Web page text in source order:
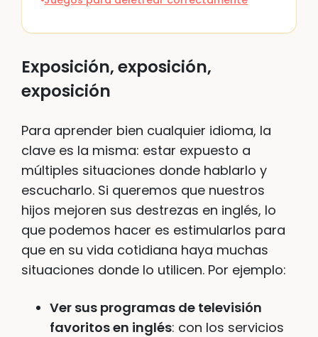
Exposición, exposición,
exposición
Para aprender bien cualquier idioma, la
clave es la misma: estar expuesto a
múltiples situaciones donde hablarlo y
escucharlo. Si queremos que nuestros
hijos mejoren sus destrezas en inglés, lo
que podemos hacer es estimularlos para
que en su vida cotidiana haya muchas
situaciones donde lo utilicen. Por ejemplo:
Ver sus programas de televisión
favoritos en inglés: con los servicios